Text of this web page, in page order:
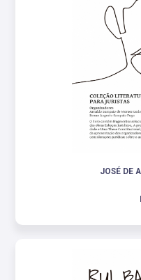
JOSÉ DE